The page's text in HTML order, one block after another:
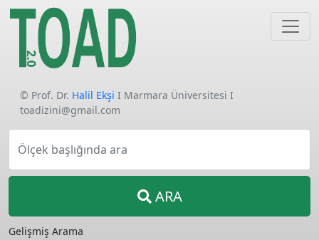
© Prof. Dr. Halil Ekşi I Marmara Üniversitesi I
toadizini@gmail.com
Ölçek başlığında ara
ARA
Gelişmiş Arama